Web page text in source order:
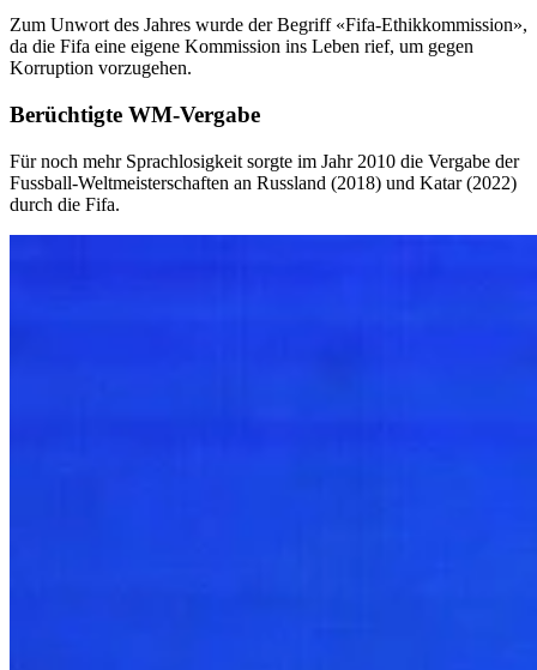
Zum Unwort des Jahres wurde der Begriff «Fifa-Ethikkommission»,
da die Fifa eine eigene Kommission ins Leben rief, um gegen
Korruption vorzugehen.
Berüchtigte WM-Vergabe
Für noch mehr Sprachlosigkeit sorgte im Jahr 2010 die Vergabe der
Fussball-Weltmeisterschaften an Russland (2018) und Katar (2022)
durch die Fifa.